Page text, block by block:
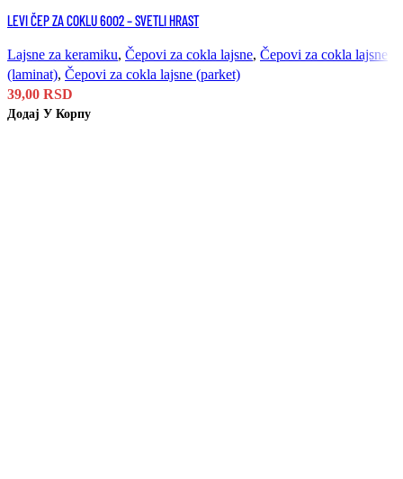
Brzi pregled
Dodaj u listu želja
LEVI ČEP ZA COKLU 6002 – SVETLI HRAST
Lajsne za keramiku, Čepovi za cokla lajsne, Čepovi za cokla lajsne
(laminat), Čepovi za cokla lajsne (parket)
39,00 RSD
Додај У Корпу